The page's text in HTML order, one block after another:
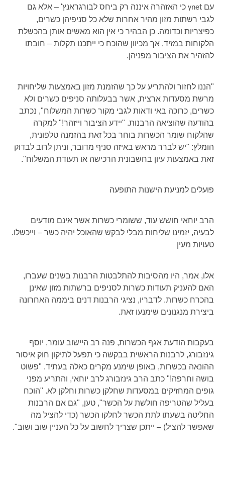
עםynet כי האזהרה איננה רק ביחס לבורגראנץ' – אלא גם
לגבי רשתות מזון מהיר אחרות שלא כל סניפיהן כשרים,
כפיצריות וכדומה. כן הבהיר כי אין הוא מאשים אותן בהכשלת
הלקוחות במזיד, אך מכיוון שהוכח כי ייתכנו תקלות – חובתו
להזהיר את הציבור מפניהן.
"הננו לחזור ולהתריע על כך שהזמנת מזון באמצעות שליחויות
מרשת מסעדות ארצית, אשר בבעלותה סניפים כשרים ולא
כשרים, כרוכה באי ודאות לגבי מקור כשרות המשלוח", נכתב
בהודעה שהוציאה הרבנות. "יידע הציבור וייזהר!" למקרה
שהלקוח שומר הכשרות בוחר בכל זאת בהזמנה טלפונית,
הומלץ: "יש לברר מראש באיזה סניף מדובר, וניתן לרוב לבדוק
זאת באמצעות עיון בחשבונית הרכישה או תעודת המשלוח".
פועלים למניעת הישנות התופעה
הרב יוחאי חושש עוד, ששומרי כשרות אשר אינם מודעים
לבעיה, יזמינו שליחות מבלי לבקש שהאוכל יהיה כשר – וייכשלו.
טעויות מעין
אלו, אמר, היו מהסיבות להתלבטות הרבנות בשנים שעברו,
האם להעניק תעודות כשרות לסניפים ברשתות מזון שאינן
בהכרח כשרות. לדבריו, נציגי הרבנות דנים ביממה האחרונה
ביצירת מנגנונים שימנעו זאת.
בעקבות הודעת אגף הכשרות, פנה רב היישוב עומר, יוסף
גינזבורג, לרבנות הראשית בבקשה כי תפעל לתיקון חוק איסור
ההונאה בכשרות, באופן שימנע מקרים כאלה בעתיד. "פשוט
בושה וחרפה!" כתב הרב גינזבורג לרב יוחאי, והתריע מפני
גופים המחזיקים במסעדות שחלקן כשרות וחלקן לא. "הוכח
בעליל שהטריפה חולשת על הכשר", טען, "גם אם הרבנות
החליטה בשעתו לתת הכשר לחלקו הכשר (כדי להציל מה
שאפשר להציל) – ייתכן שצריך לחשוב על כל העניין שוב ושוב".